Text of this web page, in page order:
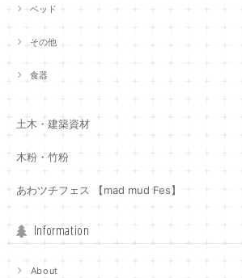
ベッド
その他
食器
土木・建築資材
木粉・竹粉
あわツチフェス 【mad mud Fes】
Information
About